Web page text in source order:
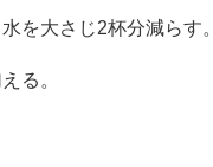
を大さじ2杯分減らす。
る。